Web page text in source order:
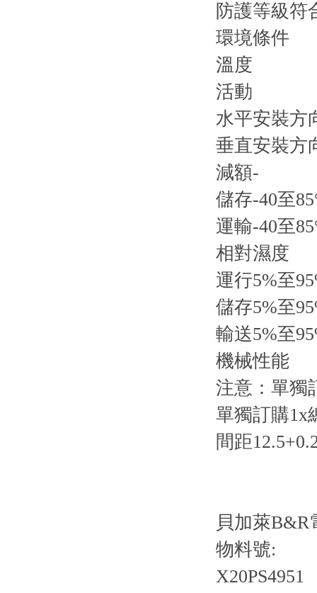
防護等級符
環境條件
溫度
活動
水平安裝方
垂直安裝方
減額-
儲存-40至
運輸-40至
相對濕度
運行5%至
儲存5%至
輸送5%至
機械性能
注意：單獨
單獨訂購1x
間距
貝加萊B&R
物料號:
X20PS4951